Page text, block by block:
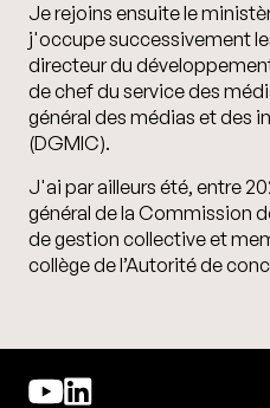
Je rejoins ensuite le
j'occupe successivement
directeur du
de chef du service des
général des médias et des
(DGMIC).
J'ai par ailleurs été, entre
général de la Commission
de gestion collective et
collège de l’Autorité de